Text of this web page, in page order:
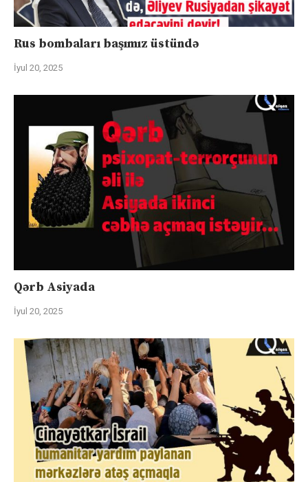
Rus bombaları başımız üstündə
İyul 20, 2025
Qərb Asiyada
İyul 20, 2025